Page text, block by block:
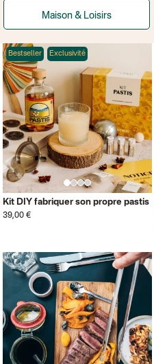
Maison & Loisirs
Bestseller Exclusivité
Kit DIY fabriquer son propre pastis
39,00 €